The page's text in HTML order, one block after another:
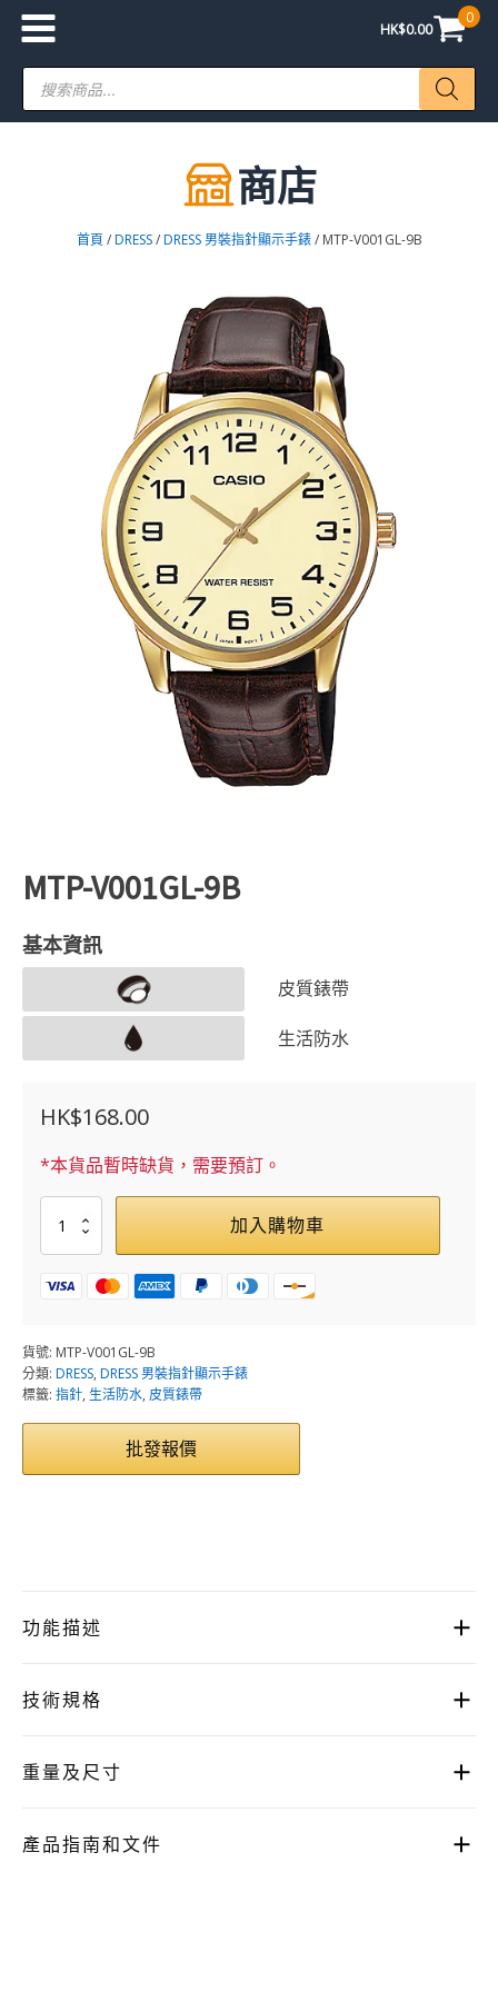
HK$0.00
0
Products
search
商店
首頁 /DRESS/DRESS 男裝指針顯示手錶/ MTP-V001GL-9B
MTP-V001GL-9B
基本資訊
皮質錶帶
生活防水
HK$168.00
*本貨品暫時缺貨，需要預訂。
MTP-
V001GL-
9B
數
加入購物車
貨號: MTP-V001GL-9B
分類: DRESS, DRESS 男裝指針顯示手錶
標籤: 指針, 生活防水, 皮質錶帶
批發報價
功能描述
技術規格
重量及尺寸
產品指南和文件